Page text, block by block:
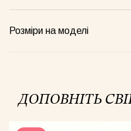
Майка Core рожева
Розміри на моделі
ДОПОВНІТЬ